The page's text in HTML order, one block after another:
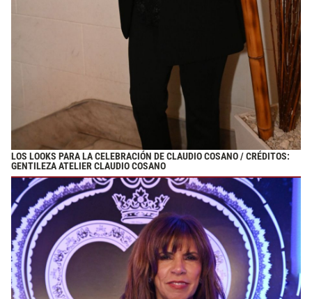
LOS LOOKS PARA LA CELEBRACIÓN DE CLAUDIO COSANO / CRÉDITOS:
GENTILEZA ATELIER CLAUDIO COSANO